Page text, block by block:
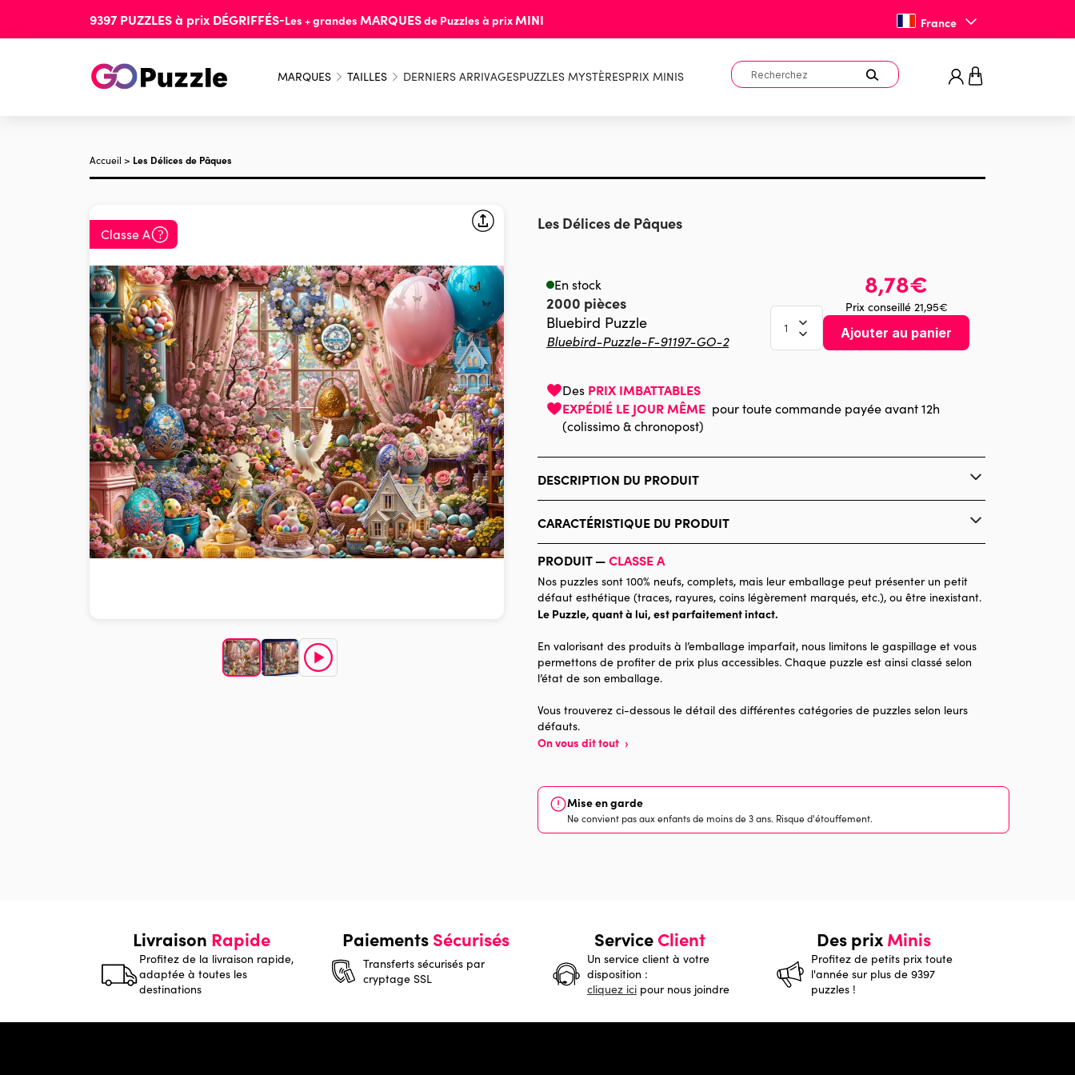
9397 PUZZLESà prix DÉGRIFFÉS-Les + grandes MARQUESde Puzzles à prix MINI France
MARQUES TAILLES DERNIERS ARRIVAGESPUZZLES MYSTÈRESPRIX MINIS
Accueil > Les Délices de Pâques
Classe A
Les Délices de Pâques
En stock
2000 pièces
Bluebird Puzzle
Bluebird-Puzzle-F-91197-GO-2
8,78€
Prix conseillé 21,95€
Ajouter au panier
Des PRIX IMBATTABLES
EXPÉDIÉ LE JOUR MÊME pour toute commande payée avant 12h
(colissimo & chronopost)
DESCRIPTION DU PRODUIT
Interlitho Licensing GmbH
CARACTÉRISTIQUE DU PRODUIT
Marque
Bluebird Puzzle
Catégorie
Age
Puzzle pour Adultes (500 à 48.000 pièces)
Provenance
Nombre de pièces
2000 pièces
Dimensions
PRODUIT —CLASSE A
Nos puzzles sont 100% neufs, complets, mais leur emballage peut présenter un petit
défaut esthétique (traces, rayures, coins légèrement marqués, etc.), ou être inexistant.
Le Puzzle, quant à lui, est parfaitement intact.
En valorisant des produits à l’emballage imparfait, nous limitons le gaspillage et vous
permettons de profiter de prix plus accessibles. Chaque puzzle est ainsi classé selon
l’état de son emballage.
Vous trouverez ci-dessous le détail des différentes catégories de puzzles selon leurs
défauts.
On vous dit tout ›
Mise en garde
Ne convient pas aux enfants de moins de 3 ans. Risque d'étouffement.
Livraison Rapide
Profitez de la livraison rapide,
adaptée à toutes les
destinations
PaiementsSécurisés
Transferts sécurisés par
cryptage SSL
ServiceClient
Un service client à votre
disposition :
cliquez ici pour nous joindre
Des prixMinis
Profitez de petits prix toute
l'année sur plus de 9397
puzzles !